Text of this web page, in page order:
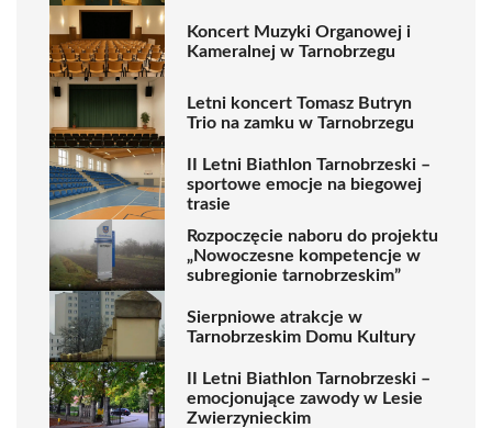
Koncert Muzyki Organowej i
Kameralnej w Tarnobrzegu
Letni koncert Tomasz Butryn
Trio na zamku w Tarnobrzegu
II Letni Biathlon Tarnobrzeski –
sportowe emocje na biegowej
trasie
Rozpoczęcie naboru do projektu
„Nowoczesne kompetencje w
subregionie tarnobrzeskim”
Sierpniowe atrakcje w
Tarnobrzeskim Domu Kultury
II Letni Biathlon Tarnobrzeski –
emocjonujące zawody w Lesie
Zwierzynieckim